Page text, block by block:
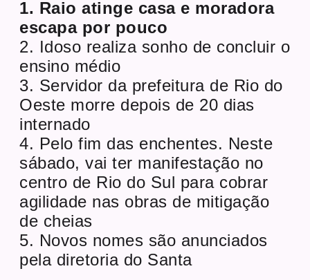
1. Raio atinge casa e moradora
escapa por pouco
2. Idoso realiza sonho de concluir o
ensino médio
3. Servidor da prefeitura de Rio do
Oeste morre depois de 20 dias
internado
4. Pelo fim das enchentes. Neste
sábado, vai ter manifestação no
centro de Rio do Sul para cobrar
agilidade nas obras de mitigação
de cheias
5. Novos nomes são anunciados
pela diretoria do Santa